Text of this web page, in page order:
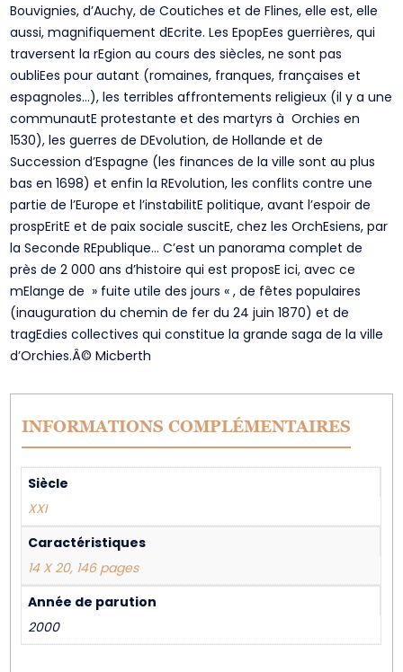
Bouvignies, d’Auchy, de Coutiches et de Flines, elle est, elle
aussi, magnifiquement dEcrite. Les EpopEes guerrières, qui
traversent la rEgion au cours des siècles, ne sont pas
oubliEes pour autant (romaines, franques, françaises et
espagnoles…), les terribles affrontements religieux (il y a une
communautE protestante et des martyrs à Orchies en
1530), les guerres de DEvolution, de Hollande et de
Succession d’Espagne (les finances de la ville sont au plus
bas en 1698) et enfin la REvolution, les conflits contre une
partie de l’Europe et l’instabilitE politique, avant l’espoir de
prospEritE et de paix sociale suscitE, chez les OrchEsiens, par
la Seconde REpublique… C’est un panorama complet de
près de 2 000 ans d’histoire qui est proposE ici, avec ce
mElange de » fuite utile des jours « , de fêtes populaires
(inauguration du chemin de fer du 24 juin 1870) et de
tragEdies collectives qui constitue la grande saga de la ville
d’Orchies.Â© Micberth
INFORMATIONS COMPLÉMENTAIRES
Siècle
XXI
Caractéristiques
14 X 20, 146 pages
Année de parution
2000